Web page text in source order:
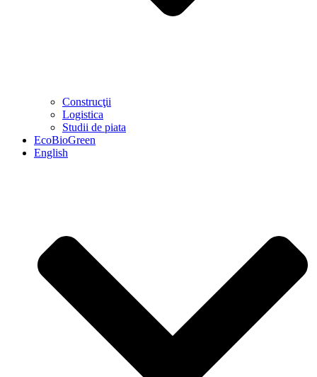
Construcţii
Logistica
Studii de piata
EcoBioGreen
English